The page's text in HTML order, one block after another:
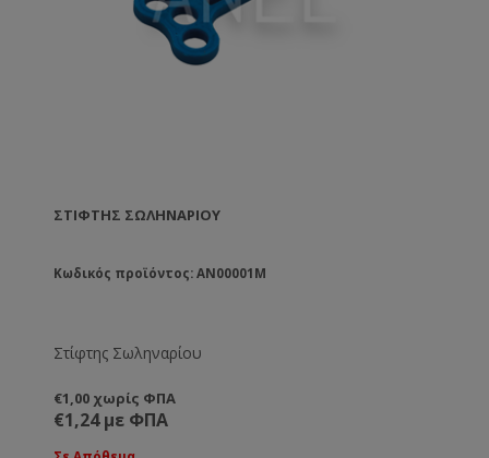
ΣΤΊΦΤΗΣ ΣΩΛΗΝΑΡΊΟΥ
Κωδικός προϊόντος: AN00001M
Στίφτης Σωληναρίου
€1,00 χωρίς ΦΠΑ
€1,24 με ΦΠΑ